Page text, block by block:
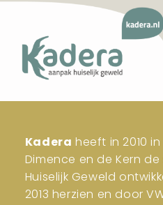
Kadera heeft in 2010
Dimence en de Kern
Huiselijk Geweld
2013 herzien en door